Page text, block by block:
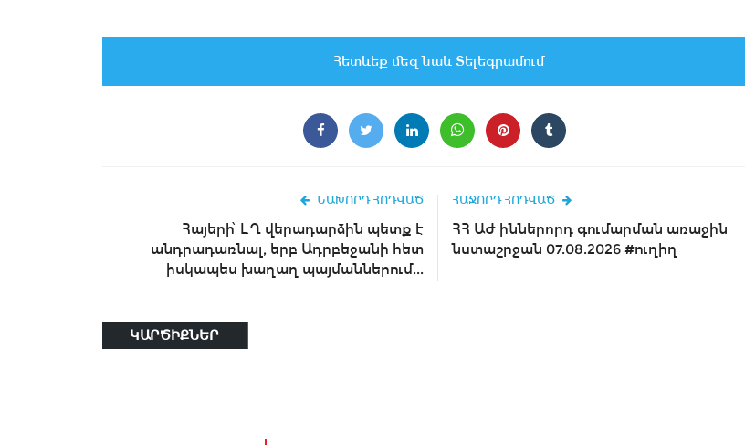
Հետևեք մեզ նաև Տելեգրամում
ՆԱԽՈՐԴ ՀՈԴՎԱԾ
Հայերի՝ ԼՂ վերադարձին պետք է
անդրադառնալ, երբ Ադրբեջանի հետ
իսկապես խաղաղ պայմաններում...
ՀԱՋՈՐԴ ՀՈԴՎԱԾ
ՀՀ ԱԺ իններորդ գումարման առաջին
նստաշրջան 07.08.2026 #ուղիղ
ԿԱՐԾԻՔՆԵՐ